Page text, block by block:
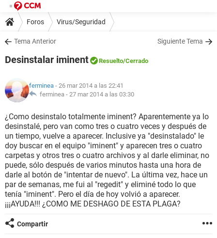
Foros Virus/Seguridad
Tema Anterior Siguiente Tema
Desinstalar iminent Resuelto/Cerrado
ferminea - 26 mar 2014 a las 22:41
ferminea - 27 mar 2014 a las 03:30
¿Como desinstalo totalmente iminent? Aparentemente ya lo
desinstalé, pero van como tres o cuatro veces y después de
un tiempo, vuelve a aparecer. Inclusive ya "desinstalado" le
doy buscar en el equipo "iminent" y aparecen tres o cuatro
carpetas y otros tres o cuatro archivos y al darle eliminar, no
puede, sólo después de varios minutos hasta una hora de
darle al botón de "intentar de nuevo". La última vez, hace un
par de semanas, me fui al "regedit" y eliminé todo lo que
tenía "iminent". Pero el día de hoy volvió a aparecer.
¡¡¡AYUDA!!! ¿COMO ME DESHAGO DE ESTA PLAGA?
Compartir